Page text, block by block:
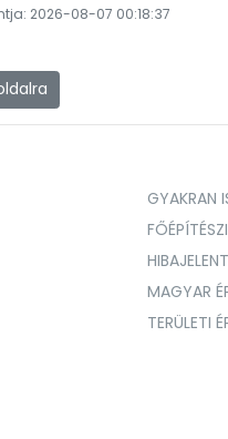
2026-08-07 00:18:37
GYAKRAN
MAGYAR
TERÜLETI